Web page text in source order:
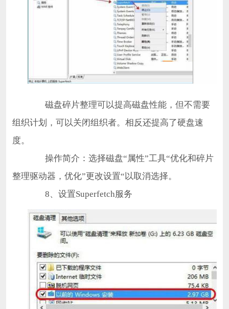
磁盘碎片整理可以提高磁盘性能，但不需要
组织计划，可以关闭组织者。相反还提高了硬盘速
度。
操作简介：选择磁盘“属性”工具“优化和碎片
整理驱动器，优化”更改设置“以取消选择。
8、设置Superfetch服务